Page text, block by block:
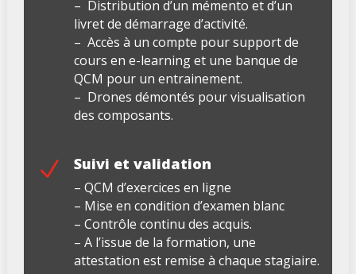
– Distribution d’un mémento et d’un
livret de démarrage d’activité.
– Accès à un compte pour support de
cours en e-learning et une banque de
QCM pour un entrainement.
– Drones démontés pour visualisation
des composants.
N Suivi et validation
– QCM d’exercices en ligne
– Mise en condition d’examen blanc
– Contrôle continu des acquis.
– A l’issue de la formation, une
attestation est remise à chaque stagiaire.